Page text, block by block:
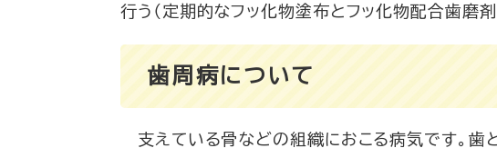
行う（定期的なフッ化物塗布とフッ化物配合歯磨剤
歯周病について
支えている骨などの組織におこる病気です。歯